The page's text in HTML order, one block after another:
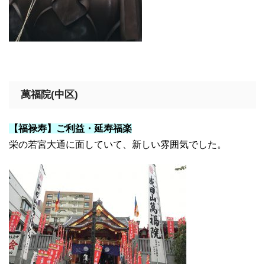
萬福院(中区)
【福禄寿】ご利益・延寿福楽
栄の若宮大通に面していて、新しい雰囲気でした。